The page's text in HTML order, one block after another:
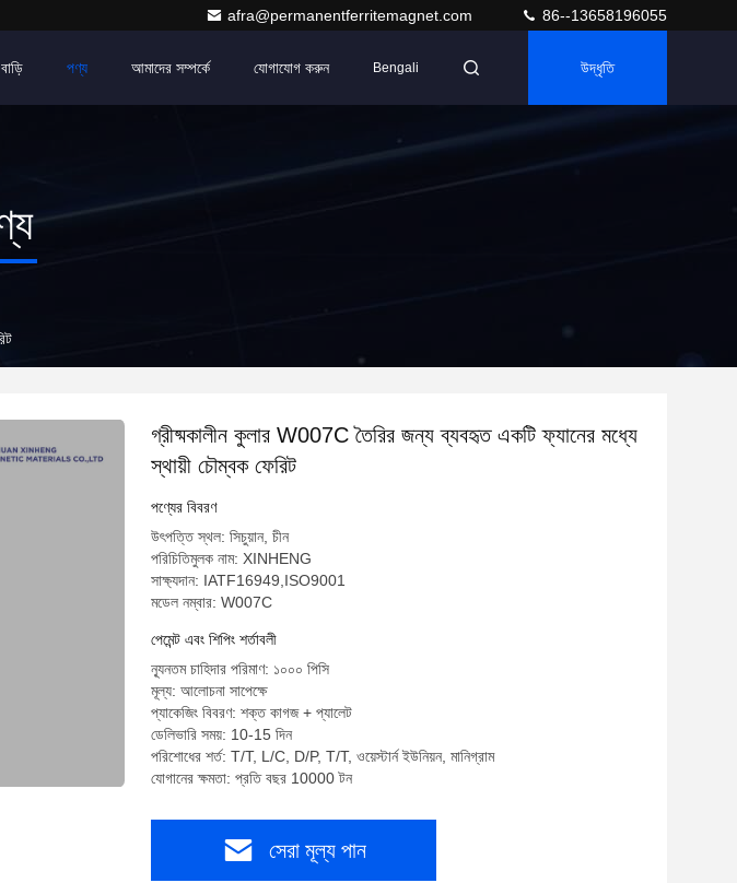
afra@permanentferritemagnet.com 86--13658196055
বাড়ি পণ্য আমাদের সম্পর্কে যোগাযোগ করুন Bengali উদ্ধৃতি
গ্রীষ্মকালীন কুলার W007C তৈরির জন্য ব্যবহৃত একটি ফ্যানের মধ্যে
স্থায়ী চৌম্বক ফেরিট
পণ্যের বিবরণ
উৎপত্তি স্থল: সিচুয়ান, চীন
পরিচিতিমুলক নাম: XINHENG
সাক্ষ্যদান: IATF16949,ISO9001
মডেল নম্বার: W007C
পেমেন্ট এবং শিপিং শর্তাবলী
ন্যূনতম চাহিদার পরিমাণ: ১০০০ পিসি
মূল্য: আলোচনা সাপেক্ষে
প্যাকেজিং বিবরণ: শক্ত কাগজ + প্যালেট
ডেলিভারি সময়: 10-15 দিন
পরিশোধের শর্ত: T/T, L/C, D/P, T/T, ওয়েস্টার্ন ইউনিয়ন, মানিগ্রাম
যোগানের ক্ষমতা: প্রতি বছর 10000 টন
সেরা মূল্য পান